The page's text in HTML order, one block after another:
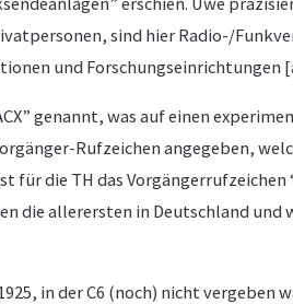
sind hier Radio-/
und Forschungseinrichtungen
genannt, was auf einen
Rufzeichen angegeben,
für die TH das Vorgängerrufzeichen
die allerersten in Deutschland und
in der C6 (noch) nicht vergeben